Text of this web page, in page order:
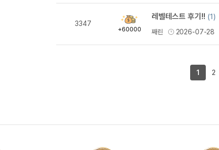
3347
획
득
+60000
레벨테스트 후기!! (1)
째린
2026-07-28
1 2